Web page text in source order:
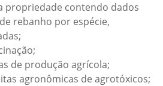
propriedade contendo dados
rebanho por espécie,
de produção agrícola;
agronômicas de agrotóxicos;